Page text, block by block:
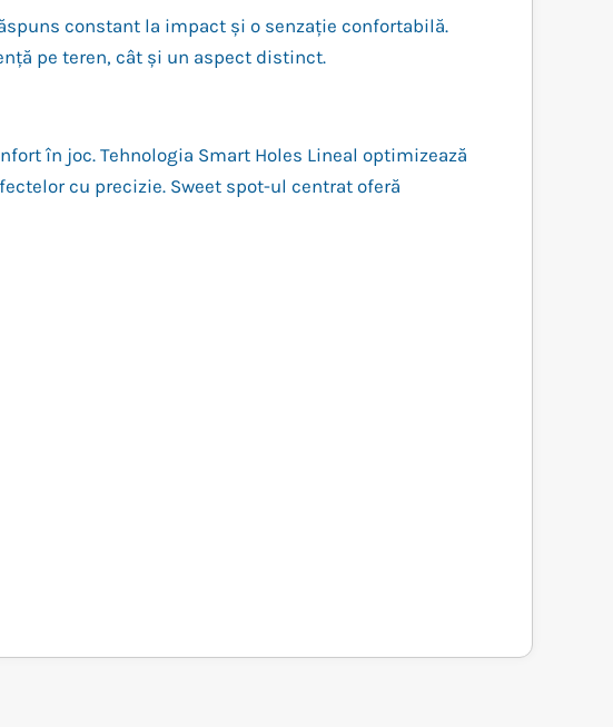
constant la impact și o senzație confortabilă.
pe teren, cât și un aspect distinct.
în joc. Tehnologia Smart Holes Lineal optimizează
cu precizie. Sweet spot-ul centrat oferă